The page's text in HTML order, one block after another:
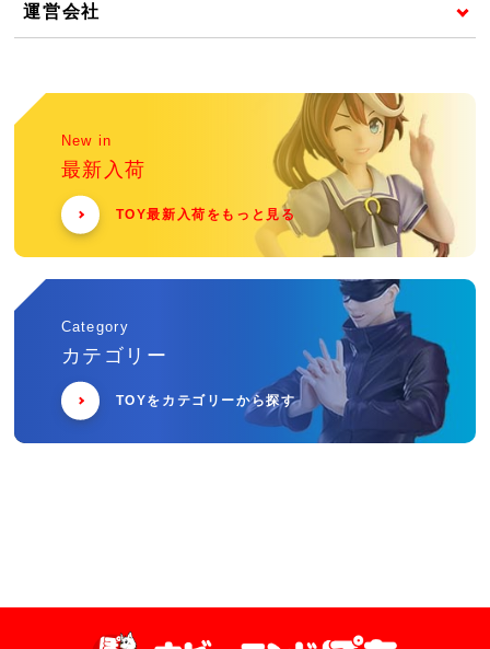
運営会社
New in
最新入荷
TOY最新入荷をもっと見る
Category
カテゴリー
TOYをカテゴリーから探す